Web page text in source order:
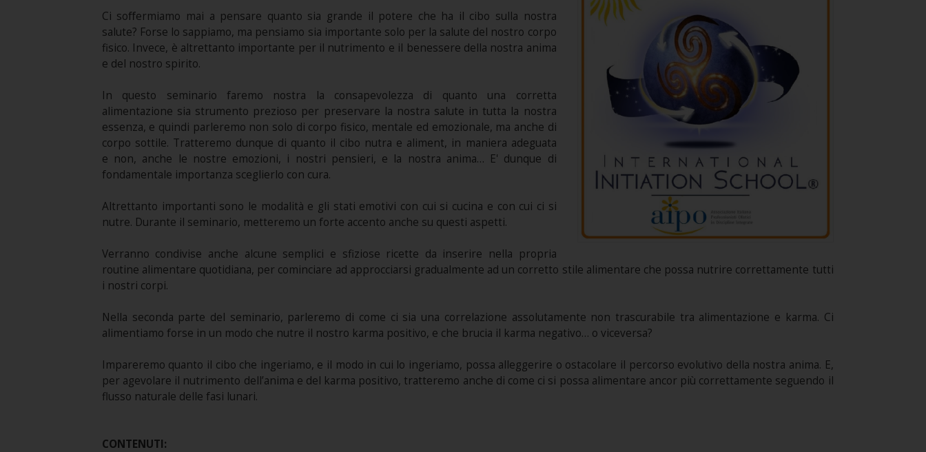
Ci soﬀermiamo mai a pensare quanto sia grande il potere che ha il cibo sulla nostra
salute? Forse lo sappiamo, ma pensiamo sia importante solo per la salute del nostro corpo
fisico. Invece, è altrettanto importante per il nutrimento e il benessere della nostra anima
e del nostro spirito.
In questo seminario faremo nostra la consapevolezza di quanto una corretta
alimentazione sia strumento prezioso per preservare la nostra salute in tutta la nostra
essenza, e quindi parleremo non solo di corpo fisico, mentale ed emozionale, ma anche di
corpo sottile. Tratteremo dunque di quanto il cibo nutra e aliment, in maniera adeguata
e non, anche le nostre emozioni, i nostri pensieri, e la nostra anima… E' dunque di
fondamentale importanza sceglierlo con cura.
Altrettanto importanti sono le modalità e gli stati emotivi con cui si cucina e con cui ci si
nutre. Durante il seminario, metteremo un forte accento anche su questi aspetti.
Verranno condivise anche alcune semplici e sfiziose ricette da inserire nella propria
routine alimentare quotidiana, per cominciare ad approcciarsi gradualmente ad un corretto stile alimentare che possa nutrire correttamente tutti
i nostri corpi.
Nella seconda parte del seminario, parleremo di come ci sia una correlazione assolutamente non trascurabile tra alimentazione e karma. Ci
alimentiamo forse in un modo che nutre il nostro karma positivo, e che brucia il karma negativo… o viceversa?
Impareremo quanto il cibo che ingeriamo, e il modo in cui lo ingeriamo, possa alleggerire o ostacolare il percorso evolutivo della nostra anima. E,
per agevolare il nutrimento dell’anima e del karma positivo, tratteremo anche di come ci si possa alimentare ancor più correttamente seguendo il
flusso naturale delle fasi lunari.
CONTENUTI: